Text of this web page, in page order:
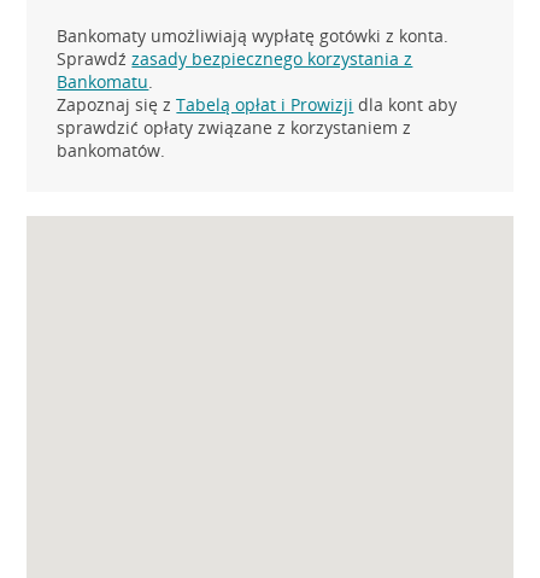
Bankomaty umożliwiają wypłatę gotówki z konta.
Sprawdźzasady bezpiecznego korzystania z
Bankomatu.
Zapoznaj się zTabelą opłat i Prowizji dla kont aby
sprawdzić opłaty związane z korzystaniem z
bankomatów.